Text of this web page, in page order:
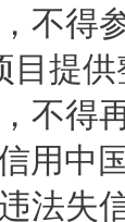
不得
目提
不得
用中
法失